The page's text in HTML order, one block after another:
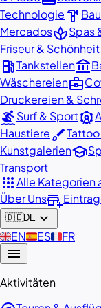
Technologie hardware
MercadosspaSpas
Friseur & Schönheit
local_gas_stationTankstellenaccount_balance
Wäschereienbusiness_center
Druckereien &
surfingSurf & Sportattractions
Haustierebrush
Kunstgalerienschool
Transport
appsAlle Kategorien
Über Unsadd_business
🇩🇪DE expand_more
🇬🇧EN🇪🇸ES🇫🇷FR
menu
Aktivitäten